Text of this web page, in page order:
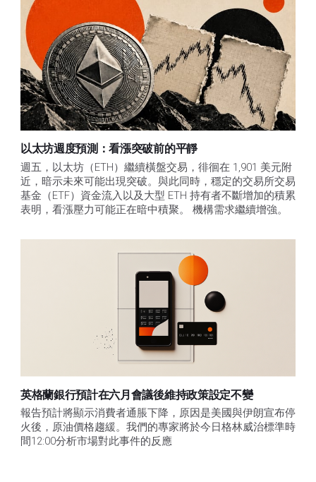
以太坊週度預測：看漲突破前的平靜
週五，以太坊（ETH）繼續橫盤交易，徘徊在 1,901 美元附
近，暗示未來可能出現突破。與此同時，穩定的交易所交易
基金（ETF）資金流入以及大型 ETH 持有者不斷增加的積累
表明，看漲壓力可能正在暗中積聚。 機構需求繼續增強。
英格蘭銀行預計在六月會議後維持政策設定不變
報告預計將顯示消費者通脹下降，原因是美國與伊朗宣布停
火後，原油價格趨緩。我們的專家將於今日格林威治標準時
間12:00分析市場對此事件的反應